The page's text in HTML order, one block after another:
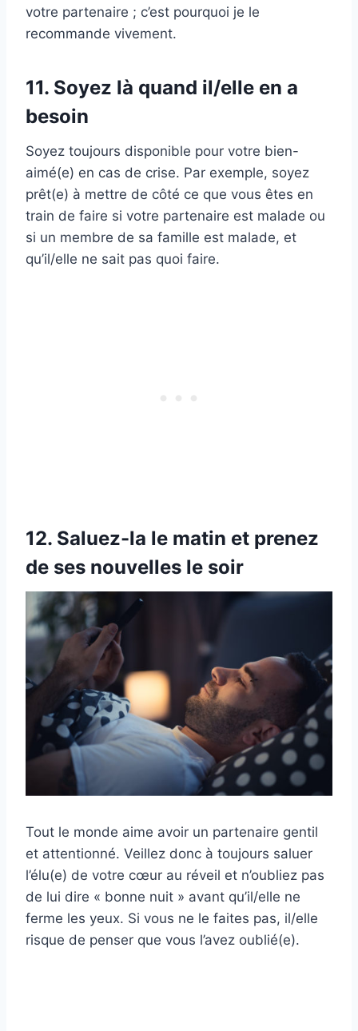
votre partenaire ; c’est pourquoi je le
recommande vivement.
11. Soyez là quand il/elle en a
besoin
Soyez toujours disponible pour votre bien-
aimé(e) en cas de crise. Par exemple, soyez
prêt(e) à mettre de côté ce que vous êtes en
train de faire si votre partenaire est malade ou
si un membre de sa famille est malade, et
qu’il/elle ne sait pas quoi faire.
12. Saluez-la le matin et prenez
de ses nouvelles le soir
Tout le monde aime avoir un partenaire gentil
et attentionné. Veillez donc à toujours saluer
l’élu(e) de votre cœur au réveil et n’oubliez pas
de lui dire « bonne nuit » avant qu’il/elle ne
ferme les yeux. Si vous ne le faites pas, il/elle
risque de penser que vous l’avez oublié(e).